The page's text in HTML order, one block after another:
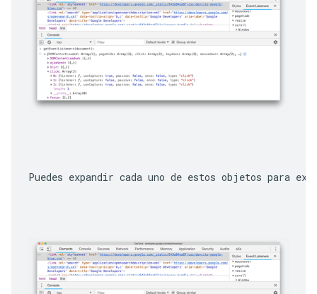
Puedes expandir cada uno de estos objetos para